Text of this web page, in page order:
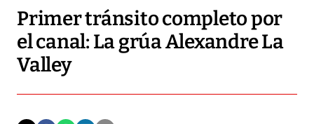
Primer tránsito completo por
el canal: La grúa Alexandre La
Valley